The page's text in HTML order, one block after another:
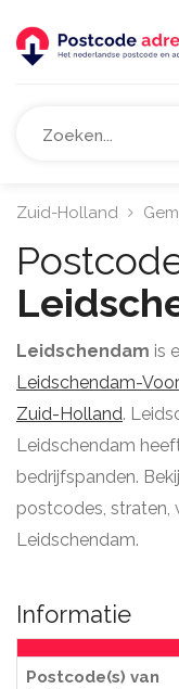
Zuid-Holland
Leidschendam is
Leidschendam-
Zuid-Holland.
Leidschendam
bedrijfspanden.
postcodes, straten,
Leidschendam.
Informatie
Postcode(s) van